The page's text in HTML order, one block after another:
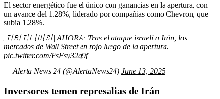
El sector energético fue el único con ganancias en la apertura, con
un avance del 1.28%, liderado por compañías como Chevron, que
subía 1.28%.
🇮🇷🇮🇱🇺🇸 | AHORA: Tras el ataque israelí a Irán, los
mercados de Wall Street en rojo luego de la apertura.
pic.twitter.com/PsFsy32q9f
— Alerta News 24 (@AlertaNews24) June 13, 2025
Inversores temen represalias de Irán